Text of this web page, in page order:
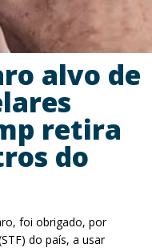
alvo de
retira
do
foi obrigado, por
do país, a usar